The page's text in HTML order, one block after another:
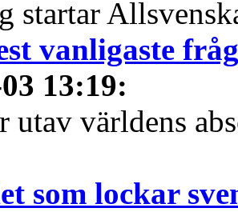
startar
vanligaste
13:19:
utav världens
som lockar